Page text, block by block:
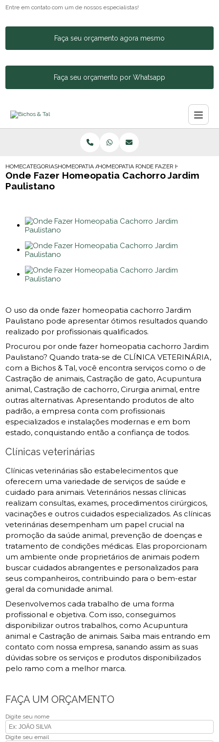
Entre em contato com um de nossos especialistas!
Faça seu orçamento agora mesmo
Faça seu orçamento por Whatsapp
HOMECATEGORIASHOMEOPATIA ANIMALHOMEOPATIA PARA CACHORRO AGITADO
ONDE FAZER HOMEOPATIA
Onde Fazer Homeopatia Cachorro Jardim
Paulistano
O uso da onde fazer homeopatia cachorro Jardim
Paulistano pode apresentar ótimos resultados quando
realizado por profissionais qualificados.
Procurou por onde fazer homeopatia cachorro Jardim
Paulistano? Quando trata-se de CLÍNICA VETERINÁRIA,
com a Bichos & Tal, você encontra serviços como o de
Castração de animais, Castração de gato, Acupuntura
animal, Castração de cachorro, Cirurgia animal, entre
outras alternativas. Apresentando produtos de alto
padrão, a empresa conta com profissionais
especializados e instalações modernas e em bom
estado, conquistando então a confiança de todos.
Clínicas veterinárias
Clínicas veterinárias são estabelecimentos que
oferecem uma variedade de serviços de saúde e
cuidado para animais. Veterinários nessas clínicas
realizam consultas, exames, procedimentos cirúrgicos,
vacinações e outros cuidados especializados. As clínicas
veterinárias desempenham um papel crucial na
promoção da saúde animal, prevenção de doenças e
tratamento de condições médicas. Elas proporcionam
um ambiente onde proprietários de animais podem
buscar cuidados abrangentes e personalizados para
seus companheiros, contribuindo para o bem-estar
geral da comunidade animal.
Desenvolvemos cada trabalho de uma forma
profissional e objetiva. Com isso, conseguimos
disponibilizar outros trabalhos, como Acupuntura
animal e Castração de animais. Saiba mais entrando em
contato com nossa empresa, sanando assim as suas
dúvidas sobre os serviços e produtos disponibilizados
pelo ramo com a melhor marca.
FAÇA UM ORÇAMENTO
Digite seu nome
Digite seu email